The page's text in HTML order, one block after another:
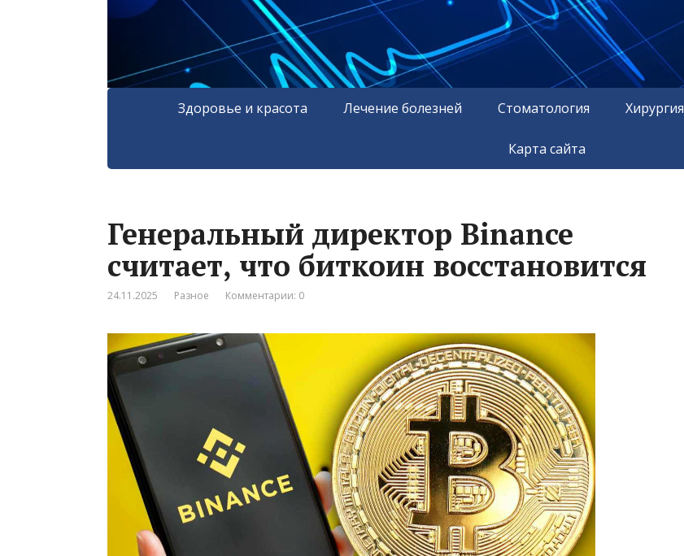
Здоровье и красота Лечение болезней Стоматология Хирургия
Карта сайта
Генеральный директор Binance
считает, что биткоин восстановится
24.11.2025 Разное Комментарии: 0